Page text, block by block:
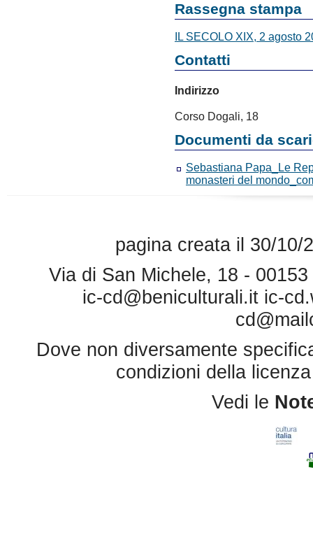
Rassegna stampa
IL SECOLO XIX, 2 agosto
Contatti
Indirizzo
Corso Dogali, 18
Documenti da
Sebastiana Papa_Le
monasteri del
pagina creata il 30/10/
Via di San Michele, 18 -
ic-cd@beniculturali.it ic-
Dove non diversamente
condizioni della
Vedi le